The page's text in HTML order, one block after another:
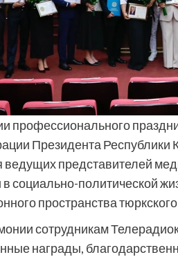
профессионального
Президента Республики
ведущих представителей
социально-политической
пространства
сотрудникам
награды,